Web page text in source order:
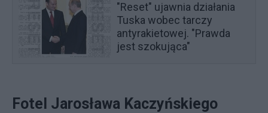
"Reset" ujawnia działania
Tuska wobec tarczy
antyrakietowej. "Prawda
jest szokująca"
Fotel Jarosława Kaczyńskiego